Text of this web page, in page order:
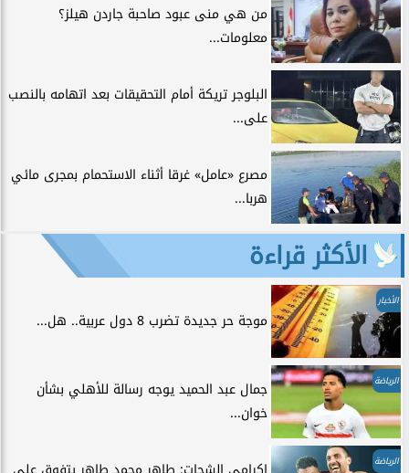
من هي منى عبود صاحبة جاردن هيلز؟
معلومات...
البلوجر تريكة أمام التحقيقات بعد اتهامه بالنصب
على...
مصرع «عامل» غرقا أثناء الاستحمام بمجرى مائي
هربا...
الأكثر قراءة
الأخبار
موجة حر جديدة تضرب 8 دول عربية.. هل...
الرياضة
جمال عبد الحميد يوجه رسالة للأهلي بشأن
خوان...
الرياضة